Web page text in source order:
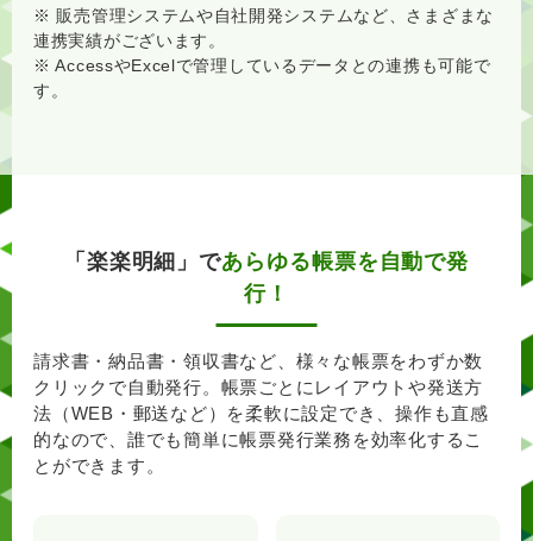
※ 販売管理システムや自社開発システムなど、さまざまな
連携実績がございます。
※ AccessやExcelで管理しているデータとの連携も可能で
す。
「楽楽明細」であらゆる帳票を自動で発
行！
請求書・納品書・領収書など、様々な帳票をわずか数
クリックで自動発行。 帳票ごとにレイアウトや発送方
法（WEB・郵送など）を柔軟に設定でき、操作も直感
的なので、 誰でも簡単に帳票発行業務を効率化するこ
とができます。